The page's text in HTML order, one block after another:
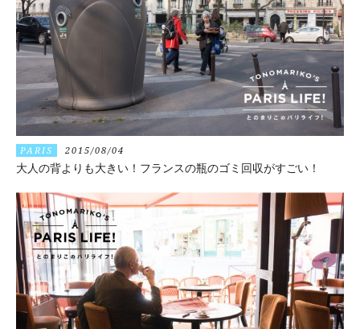
PARIS 2015/08/04
大人の背よりも大きい！フランスの瓶のゴミ回収がすごい！